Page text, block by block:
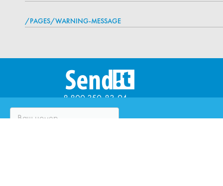
/PAGES/WARNING-MESSAGE
8 800 350-83-94